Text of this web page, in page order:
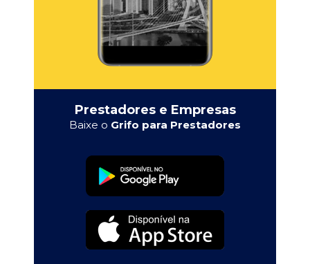
Prestadores e Empresas
Baixe o Grifo para Prestadores